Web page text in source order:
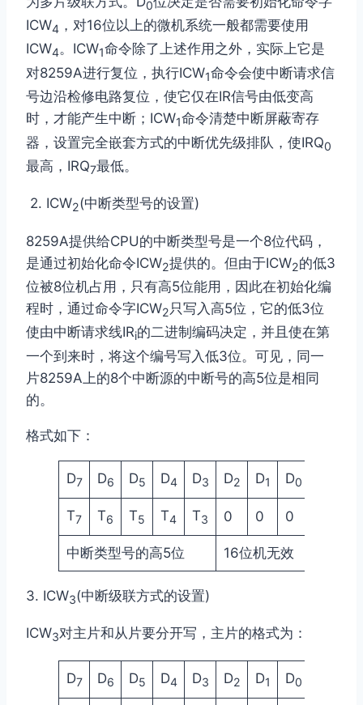
0
ICW4 ，对16位以上的微机系统一般都需要使用
ICW4。ICW1命令除了上述作用之外，实际上它是
对8259A进行复位，执行ICW1命令会使中断请求信
号边沿检修电路复位，使它仅在IR信号由低变高
时，才能产生中断；ICW1命令清楚中断屏蔽寄存
器，设置完全嵌套方式的中断优先级排队，使IRQ0
最高，IRQ7最低。
2. ICW2(中断类型号的设置)
8259A提供给CPU的中断类型号是一个8位代码，
是通过初始化命令ICW2提供的。但由于ICW2的低3
位被8位机占用，只有高5位能用，因此在初始化编
程时，通过命令字ICW2只写入高5位，它的低3位
使由中断请求线IRi的二进制编码决定，并且使在第
一个到来时，将这个编号写入低3位。可见，同一
片8259A上的8个中断源的中断号的高5位是相同
的。
格式如下：
D7 D6 D5 D4 D3 D2 D1 D0
T7 T6 T5 T4 T3 0 0 0
中断类型号的高5位 16位机无效
3. ICW3(中断级联方式的设置)
ICW3对主片和从片要分开写，主片的格式为：
D7 D6 D5 D4 D3 D2 D1 D0